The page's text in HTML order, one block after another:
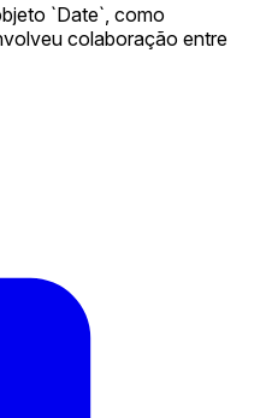
`Date`, como
colaboração entre